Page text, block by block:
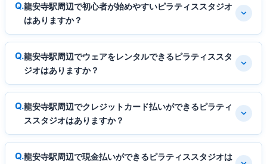
龍安寺駅周辺で初心者が始めやすいピラティススタジオ
はありますか？
龍安寺駅周辺でウェアをレンタルできるピラティススタ
ジオはありますか？
龍安寺駅周辺でクレジットカード払いができるピラティ
ススタジオはありますか？
龍安寺駅周辺で現金払いができるピラティススタジオは